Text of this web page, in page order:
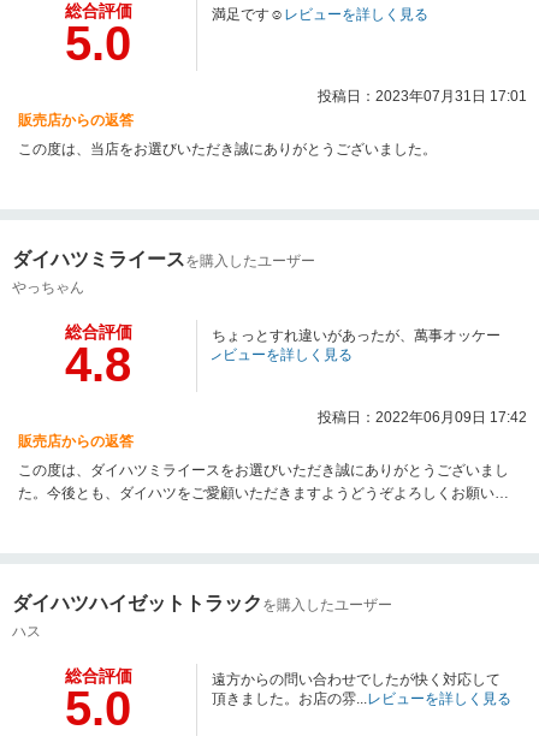
総合評価
5.0
満足です☺ レビューを詳しく見る
投稿日：2023年07月31日 17:01
販売店からの返答
この度は、当店をお選びいただき誠にありがとうございました。
ダイハツミライースを購入したユーザー
やっちゃん
総合評価
4.8
ちょっとすれ違いがあったが、萬事オッケー
レビューを詳しく見る
投稿日：2022年06月09日 17:42
販売店からの返答
この度は、ダイハツミライースをお選びいただき誠にありがとうございまし
た。今後とも、ダイハツをご愛顧いただきますようどうぞよろしくお願いい
ダイハツハイゼットトラック を購入したユーザー
ハス
総合評価
5.0
遠方からの問い合わせでしたが快く対応して
頂きました。お店の雰...レビューを詳しく見る